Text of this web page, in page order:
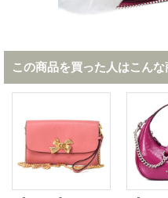
この商品を買った人はこん